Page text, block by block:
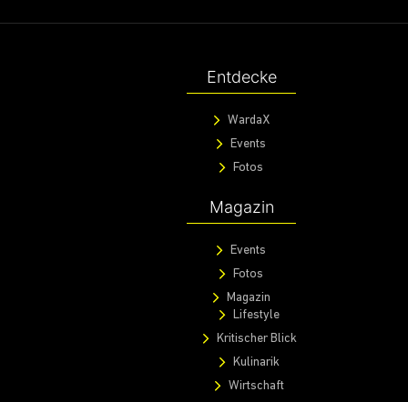
Entdecke
WardaX
Events
Fotos
Magazin
Events
Fotos
Magazin
Lifestyle
Kritischer Blick
Kulinarik
Wirtschaft